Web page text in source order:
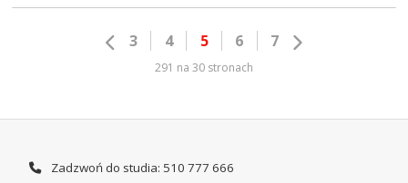
3 4 5 6 7
291 na 30 stronach
Zadzwoń do studia: 510 777 666